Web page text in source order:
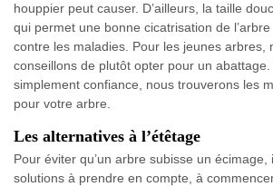
houppier peut causer. D’ailleurs, la taille
qui permet une bonne cicatrisation de
contre les maladies. Pour les jeunes arbres,
conseillons de plutôt opter pour un
simplement confiance, nous trouverons les
pour votre arbre.
Les alternatives à l’étêtage
Pour éviter qu’un arbre subisse un écimage,
solutions à prendre en compte, à